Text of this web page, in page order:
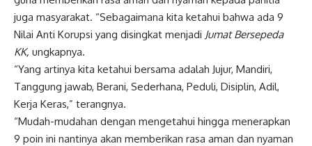
juga masyarakat. “Sebagaimana kita ketahui bahwa ada 9
Nilai Anti Korupsi yang disingkat menjadi Jumat Bersepeda
KK, ungkapnya.
“Yang artinya kita ketahui bersama adalah Jujur, Mandiri,
Tanggung jawab, Berani, Sederhana, Peduli, Disiplin, Adil,
Kerja Keras,” terangnya.
“Mudah-mudahan dengan mengetahui hingga menerapkan
9 poin ini nantinya akan memberikan rasa aman dan nyaman